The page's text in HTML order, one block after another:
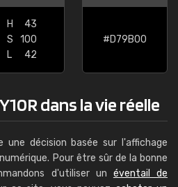
H
43
S
100
L
42
#D79B00
dans la vie réelle
une décision basée sur l'affichage
Pour être sûr de la bonne
d'utiliser un éventail de